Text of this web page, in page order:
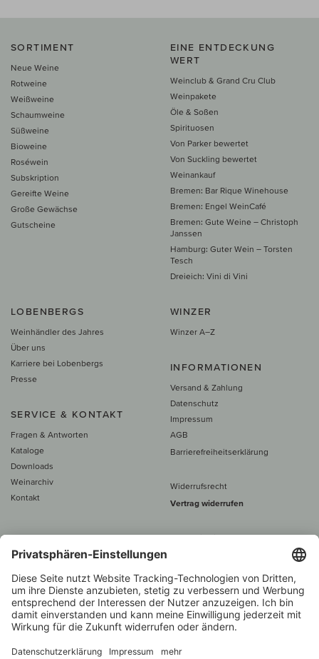
SORTIMENT
Neue Weine
Rotweine
Weißweine
Schaumweine
Süßweine
Bioweine
Roséwein
Subskription
Gereifte Weine
Große Gewächse
Gutscheine
EINE ENTDECKUNG
WERT
Weinclub & Grand Cru Club
Weinpakete
Öle & Soßen
Spirituosen
Von Parker bewertet
Von Suckling bewertet
Weinankauf
Bremen: Bar Rique Winehouse
Bremen: Engel WeinCafé
Bremen: Gute Weine – Christoph
Janssen
Hamburg: Guter Wein – Torsten
Tesch
Dreieich: Vini di Vini
LOBENBERGS
Weinhändler des Jahres
Über uns
Karriere bei Lobenbergs
Presse
SERVICE & KONTAKT
Fragen & Antworten
Kataloge
Downloads
Weinarchiv
Kontakt
WINZER
Winzer A–Z
INFORMATIONEN
Versand & Zahlung
Datenschutz
Impressum
AGB
Barrierefreiheitserklärung
Widerrufsrecht
Vertrag widerrufen
Alle Preise inkl. MwSt., zzgl. 5 €
60 € versand­kosten­
Beratung unter